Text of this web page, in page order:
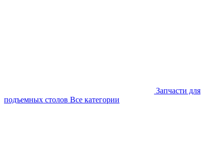
Запчасти для
подъемных столов Все категории